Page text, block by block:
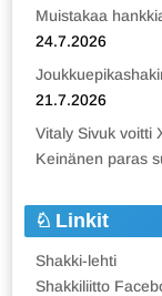
Muistakaa
24.7.2026
21.7.2026
Vitaly Sivuk voitti
Keinänen paras
Linkit
Shakki-lehti
Shakkiliitto